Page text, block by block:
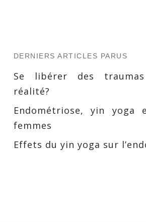
DERNIERS ARTICLES PARUS
Se libérer des
réalité?
Endométriose, yin yoga
femmes
Effets du yin yoga sur